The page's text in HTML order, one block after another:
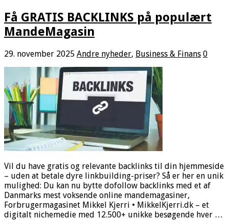
Få GRATIS BACKLINKS på populært
MandeMagasin
29. november 2025 Andre nyheder, Business & Finans 0
Vil du have gratis og relevante backlinks til din hjemmeside
– uden at betale dyre linkbuilding-priser? Så er her en unik
mulighed: Du kan nu bytte dofollow backlinks med et af
Danmarks mest voksende online mandemagasiner,
Forbrugermagasinet Mikkel Kjerri • MikkelKjerri.dk – et
digitalt nichemedie med 12.500+ unikke besøgende hver …